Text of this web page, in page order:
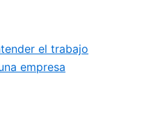
el trabajo
empresa